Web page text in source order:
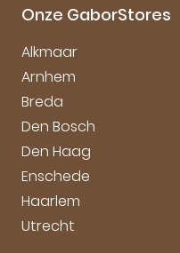
Onze GaborStores
Alkmaar
Arnhem
Breda
Den Bosch
Den Haag
Enschede
Haarlem
Utrecht
Mijn account
Onderhoudstips
Vacatures